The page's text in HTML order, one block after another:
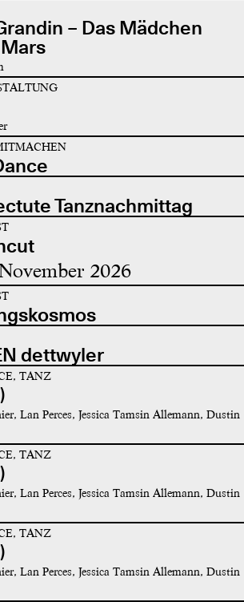
– Das Mädchen
Tanznachmittag
2026
dettwyler
TANZ
Lan Perces, Jessica Tamsin Allemann, Dustin
TANZ
Lan Perces, Jessica Tamsin Allemann, Dustin
TANZ
Lan Perces, Jessica Tamsin Allemann, Dustin